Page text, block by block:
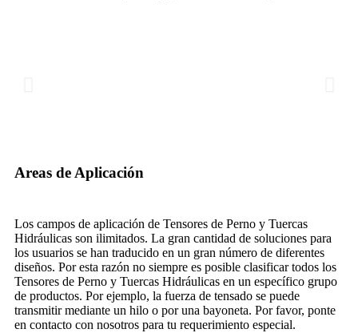
Areas de Aplicación
Los campos de aplicación de Tensores de Perno y Tuercas
Hidráulicas son ilimitados. La gran cantidad de soluciones para
los usuarios se han traducido en un gran número de diferentes
diseños. Por esta razón no siempre es posible clasificar todos los
Tensores de Perno y Tuercas Hidráulicas en un específico grupo
de productos. Por ejemplo, la fuerza de tensado se puede
transmitir mediante un hilo o por una bayoneta. Por favor, ponte
en contacto con nosotros para tu requerimiento especial.